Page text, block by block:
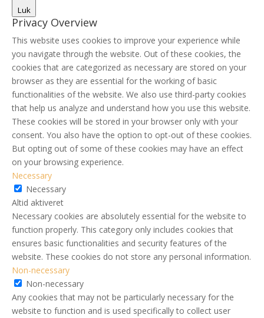
Luk
Privacy Overview
This website uses cookies to improve your experience while
you navigate through the website. Out of these cookies, the
cookies that are categorized as necessary are stored on your
browser as they are essential for the working of basic
functionalities of the website. We also use third-party cookies
that help us analyze and understand how you use this website.
These cookies will be stored in your browser only with your
consent. You also have the option to opt-out of these cookies.
But opting out of some of these cookies may have an effect
on your browsing experience.
Necessary
Necessary
Altid aktiveret
Necessary cookies are absolutely essential for the website to
function properly. This category only includes cookies that
ensures basic functionalities and security features of the
website. These cookies do not store any personal information.
Non-necessary
Non-necessary
Any cookies that may not be particularly necessary for the
website to function and is used specifically to collect user